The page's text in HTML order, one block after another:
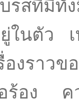
บรสที่มี
ในตัว เ
องรา
ร้อง ค